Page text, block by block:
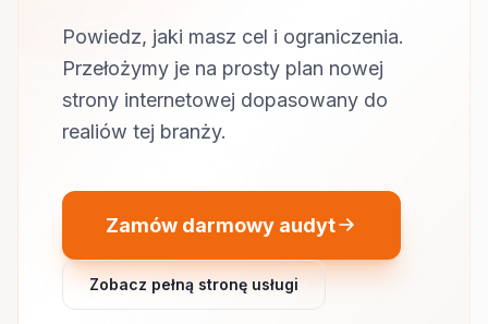
Powiedz, jaki masz cel i ograniczenia.
Przełożymy je na prosty plan nowej
strony internetowej dopasowany do
realiów tej branży.
Zamów darmowy audyt
Zobacz pełną stronę usługi